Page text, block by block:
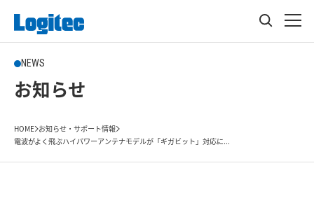
NEWS
お知らせ
HOME お知らせ・サポート情報
電波がよく飛ぶハイパワーアンテナモデルが「ギガビット」対応に...